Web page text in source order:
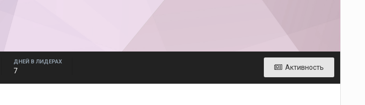
Активность
ДНЕЙ В ЛИДЕРАХ
7